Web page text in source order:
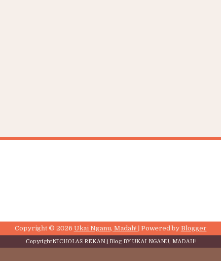
Copyright © 2026 Ukai Nganu, Madah! | Powered by Blogger
CopyrightNICHOLAS REKAN| Blog BY UKAI NGANU, MADAH!